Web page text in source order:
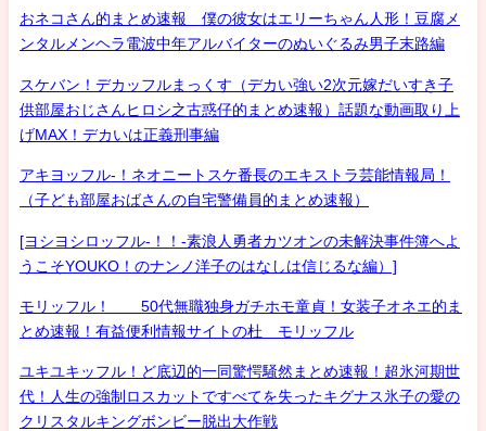
おネコさん的まとめ速報 僕の彼女はエリーちゃん人形！豆腐メ
ンタルメンヘラ電波中年アルバイターのぬいぐるみ男子末路編
スケバン！デカッフルまっくす（デカい強い2次元嫁だいすき子
供部屋おじさんヒロシ之古惑仔的まとめ速報）話題な動画取り上
げMAX！デカいは正義刑事編
アキヨッフル-！ネオニートスケ番長のエキストラ芸能情報局！
（子ども部屋おばさんの自宅警備員的まとめ速報）
[ヨシヨシロッフル-！！-素浪人勇者カツオンの未解決事件簿へよ
うこそYOUKO！のナンノ洋子のはなしは信じるな編）]
モリッフル！ 50代無職独身ガチホモ童貞！女装子オネエ的ま
とめ速報！有益便利情報サイトの杜 モリッフル
ユキユキッフル！ど底辺的一同驚愕騒然まとめ速報！超氷河期世
代！人生の強制ロスカットですべてを失ったキグナス氷子の愛の
クリスタルキングボンビー脱出大作戦